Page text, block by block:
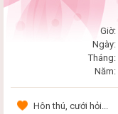
Giờ:
Ngày:
Tháng:
Năm:
Hôn thú, cưới hỏi...